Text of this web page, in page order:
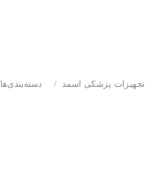
تجهیزات پزشکی اسمد / دسته‌بندی‌ها